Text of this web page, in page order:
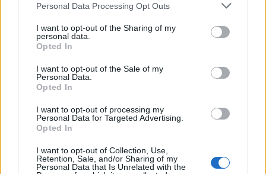
Personal Data Processing Opt Outs
I want to opt-out of the Sharing of my
personal data.
Opted In
I want to opt-out of the Sale of my
Personal Data.
Opted In
I want to opt-out of processing my
Personal Data for Targeted Advertising.
Opted In
I want to opt-out of Collection, Use,
Retention, Sale, and/or Sharing of my
Personal Data that Is Unrelated with the